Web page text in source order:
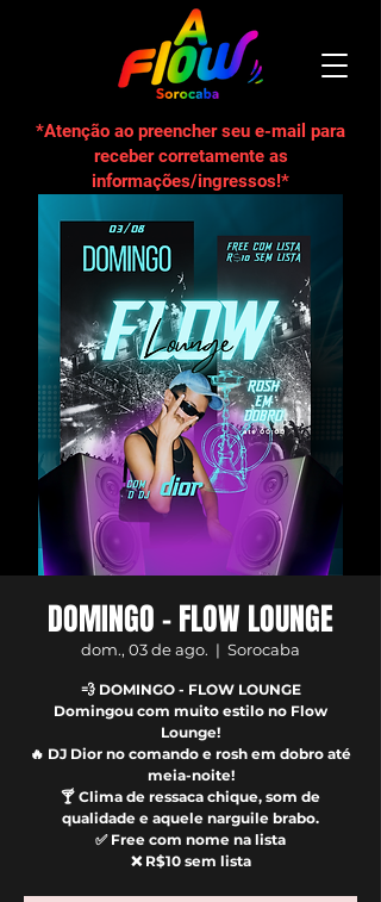
*Atenção ao preencher seu e-mail para
receber corretamente as
informações/ingressos!*
DOMINGO - FLOW LOUNGE
dom., 03 de ago.
  |
Sorocaba
💨 DOMINGO - FLOW LOUNGE
Domingou com muito estilo no Flow
Lounge!
🔥 DJ Dior no comando e rosh em dobro até
meia-noite!
🍸 Clima de ressaca chique, som de
qualidade e aquele narguile brabo.
✅ Free com nome na lista
❌ R$10 sem lista